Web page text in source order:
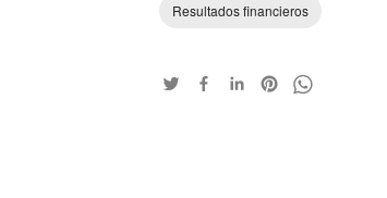
Resultados financieros